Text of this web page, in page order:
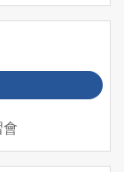
會